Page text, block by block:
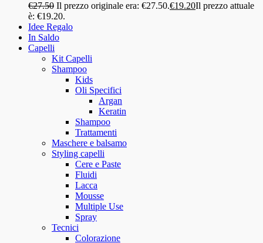
€27.50 Il prezzo originale era: €27.50.€19.20Il prezzo attuale
è: €19.20.
Idee Regalo
In Saldo
Capelli
Kit Capelli
Shampoo
Kids
Oli Specifici
Argan
Keratin
Shampoo
Trattamenti
Maschere e balsamo
Styling capelli
Cere e Paste
Fluidi
Lacca
Mousse
Multiple Use
Spray
Tecnici
Colorazione